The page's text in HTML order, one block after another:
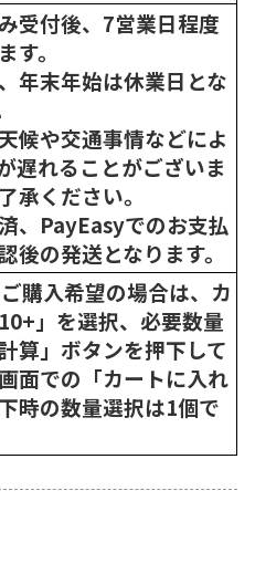
受付後、7営業日程度
す。
年末年始は休業日とな
候や交通事情などによ
遅れることがございま
承ください。
、PayEasyでのお支払
後の発送となります。
購入希望の場合は、カ
」を選択、必要数量
算」ボタンを押下して
面での「カートに入れ
時の数量選択は1個で